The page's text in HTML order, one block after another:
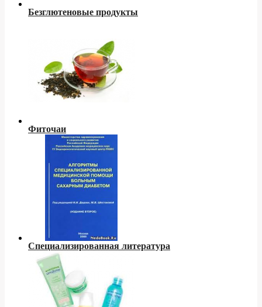
Безглютеновые продукты
Фиточаи
Специализированная литература